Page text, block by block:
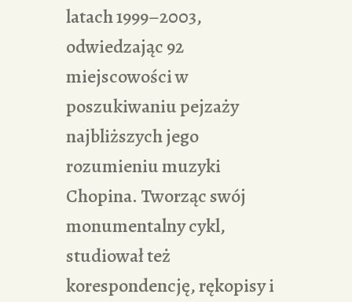
latach 1999–2003,
odwiedzając 92
miejscowości w
poszukiwaniu pejzaży
najbliższych jego
rozumieniu muzyki
Chopina. Tworząc swój
monumentalny cykl,
studiował też
korespondencję, rękopisy i